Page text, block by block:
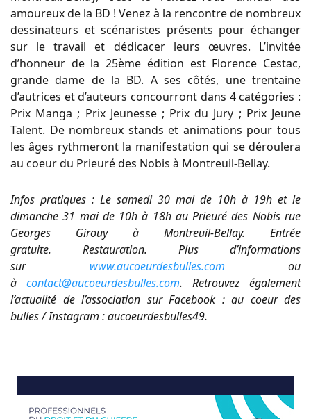
amoureux de la BD ! Venez à la rencontre de nombreux
dessinateurs et scénaristes présents pour échanger
sur le travail et dédicacer leurs œuvres. L’invitée
d’honneur de la 25ème édition est Florence Cestac,
grande dame de la BD. A ses côtés, une trentaine
d’autrices et d’auteurs concourront dans 4 catégories :
Prix Manga ; Prix Jeunesse ; Prix du Jury ; Prix Jeune
Talent. De nombreux stands et animations pour tous
les âges rythmeront la manifestation qui se déroulera
au coeur du Prieuré des Nobis à Montreuil-Bellay.
Infos pratiques : Le samedi 30 mai de 10h à 19h et le
dimanche 31 mai de 10h à 18h au Prieuré des Nobis rue
Georges Girouy à Montreuil-Bellay. Entrée
gratuite. Restauration. Plus d’informations
sur www.aucoeurdesbulles.com ou
à contact@aucoeurdesbulles.com. Retrouvez également
l’actualité de l’association sur Facebook : au coeur des
bulles / Instagram : aucoeurdesbulles49.